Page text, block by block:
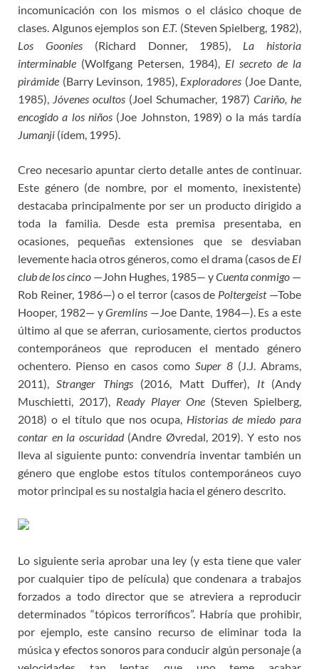
incomunicación con los mismos o el clásico choque de
clases. Algunos ejemplos son E.T.(Steven Spielberg, 1982),
Los Goonies (Richard Donner, 1985), La historia
interminable (Wolfgang Petersen, 1984), El secreto de la
pirámide (Barry Levinson, 1985), Exploradores (Joe Dante,
1985), Jóvenes ocultos (Joel Schumacher, 1987) Cariño, he
encogido a los niños(Joe Johnston, 1989) o la más tardía
Jumanji (ídem, 1995).
Creo necesario apuntar cierto detalle antes de continuar.
Este género (de nombre, por el momento, inexistente)
destacaba principalmente por ser un producto dirigido a
toda la familia. Desde esta premisa presentaba, en
ocasiones, pequeñas extensiones que se desviaban
levemente hacia otros géneros, como el drama (casos de El
club de los cinco —John Hughes, 1985— yCuenta conmigo —
Rob Reiner, 1986—) o el terror (casos de Poltergeist—Tobe
Hooper, 1982— yGremlins —Joe Dante, 1984—). Es a este
último al que se aferran, curiosamente, ciertos productos
contemporáneos que reproducen el mentado género
ochentero. Pienso en casos como Super 8 (J.J. Abrams,
2011),Stranger Things(2016, Matt Duffer), It (Andy
Muschietti, 2017), Ready Player One (Steven Spielberg,
2018) o el título que nos ocupa, Historias de miedo para
contar en la oscuridad(Andre Øvredal, 2019). Y esto nos
lleva al siguiente punto: convendría inventar también un
género que englobe estos títulos contemporáneos cuyo
motor principal es su nostalgia hacia el género descrito.
Lo siguiente seria aprobar una ley (y esta tiene que valer
por cualquier tipo de película) que condenara a trabajos
forzados a todo director que se atreviera a reproducir
determinados “tópicos terroríficos”. Habría que prohibir,
por ejemplo, este cansino recurso de eliminar toda la
música y efectos sonoros para conducir algún personaje (a